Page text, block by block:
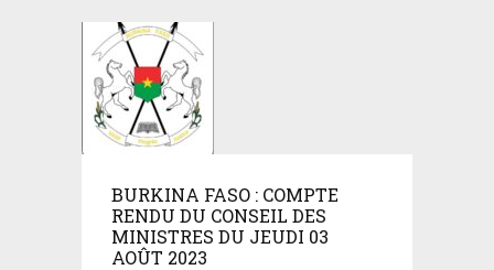
BURKINA FASO : COMPTE
RENDU DU CONSEIL DES
MINISTRES DU JEUDI 03
AOÛT 2023